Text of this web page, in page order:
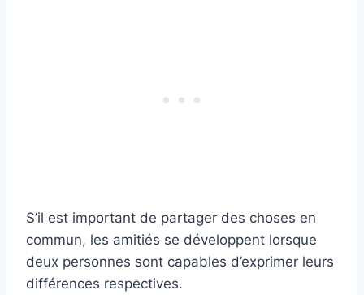
S’il est important de partager des choses en
commun, les amitiés se développent lorsque
deux personnes sont capables d’exprimer leurs
différences respectives.